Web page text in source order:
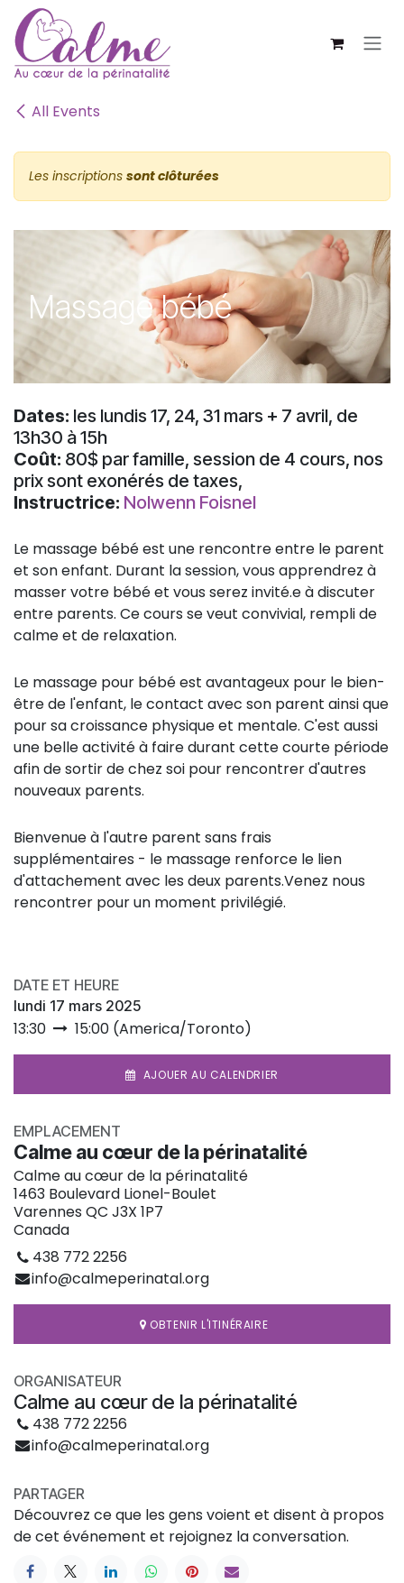
SE RENDRE AU CONTENU
All Events
Les inscriptions sont clôturées
Massage bébé
Dates: les lundis 17, 24, 31 mars + 7 avril, de
13h30 à 15h
Coût: 80$ par famille, session de 4 cours, nos
prix sont exonérés de taxes,
Instructrice: Nolwenn Foisnel
Le massage bébé est une rencontre entre le parent
et son enfant. Durant la session, vous apprendrez à
masser votre bébé et vous serez invité.e à discuter
entre parents. Ce cours se veut convivial, rempli de
calme et de relaxation.
Le massage pour bébé est avantageux pour le bien-
être de l'enfant, le contact avec son parent ainsi que
pour sa croissance physique et mentale. C'est aussi
une belle activité à faire durant cette courte période
afin de sortir de chez soi pour rencontrer d'autres
nouveaux parents.
Bienvenue à l'autre parent sans frais
supplémentaires - le massage renforce le lien
d'attachement avec les deux parents.Venez nous
rencontrer pour un moment privilégié.
DATE ET HEURE
lundi 17 mars 2025
13:30 15:00 (America/Toronto)
AJOUER AU CALENDRIER
EMPLACEMENT
Calme au cœur de la périnatalité
Calme au cœur de la périnatalité
1463 Boulevard Lionel-Boulet
Varennes QC J3X 1P7
Canada
438 772 2256
info@calmeperinatal.org
OBTENIR L'ITINÉRAIRE
ORGANISATEUR
Calme au cœur de la périnatalité
438 772 2256
info@calmeperinatal.org
PARTAGER
Découvrez ce que les gens voient et disent à propos
de cet événement et rejoignez la conversation.